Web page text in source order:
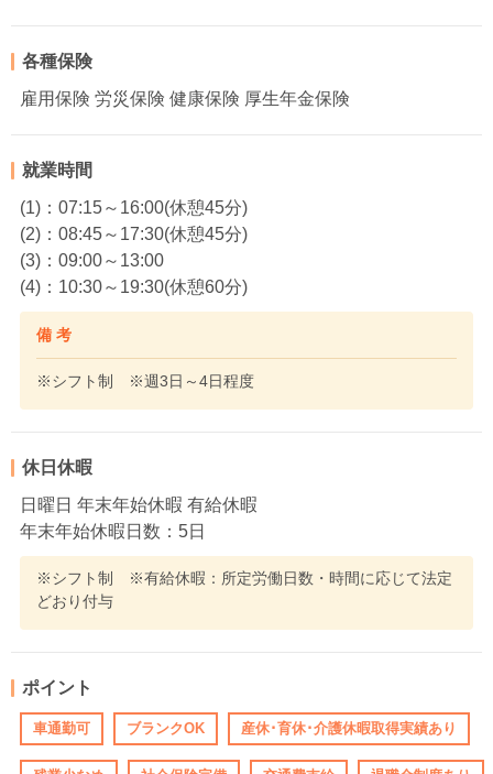
各種保険
雇用保険 労災保険 健康保険 厚生年金保険
就業時間
(1)：07:15～16:00(休憩45分)
(2)：08:45～17:30(休憩45分)
(3)：09:00～13:00
(4)：10:30～19:30(休憩60分)
備 考
※シフト制 ※週3日～4日程度
休日休暇
日曜日 年末年始休暇 有給休暇
年末年始休暇日数：5日
※シフト制 ※有給休暇：所定労働日数・時間に応じて法定
どおり付与
ポイント
車通勤可 ブランクOK 産休･育休･介護休暇取得実績あり